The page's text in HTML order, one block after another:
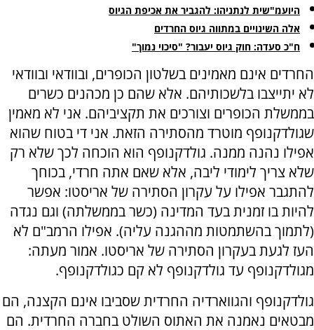
היועמ"שית לנתניהו: להגביר את אכיפת הגיוס
אלה השינויים במתווה גיוס החרדים
ח"כ סעדה: חוק גיוס יעבור? "סיכוי נמוך"
החרדים אינם מאמינים בשלטון הכופרים, ובוודאי ובוודאי
לא יתייצבו בלשכותיהם. אלא שהם כן מכהנים כשרים
בממשלת הכופרים וצורכים את תקציביהם. אני לא מאמין
שגולדקנופף מוטרד מהסתירה הזאת. אני די בטוח שהוא
אפילו נהנה ממנה. גולדקנופף הוא הוכחה לכך שלא רק
שלא צריך לימודי ליבה, אלא שאם אתה חרדי, בכוחך
להתגבר אפילו על עקרון הסתירה של אריסטו: אפשר
להיות בו זמנית בעד המדינה (כשר בממשלתה) וגם נגדה
(לתמוך בהשתמטות מההגנה עליה). אפילו הרמב"ם לא
העז לגעת בעקרון הסתירה של אריסטו. אמור מעתה:
מגולדקנופף עד גולדקנופף לא קם כגולדקנופף.
גולדקנופף והגווארדיה החרדית שסביבו אינם הקצנה, הם
מבטאים נאמנה את האתוס השולט בחברה החרדית. הם